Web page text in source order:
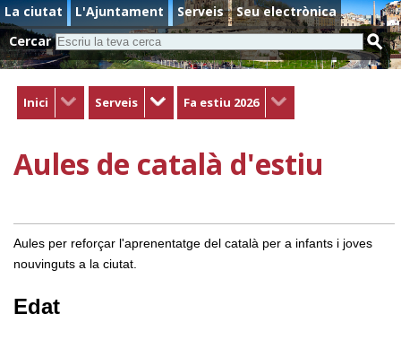
La ciutat L'Ajuntament Serveis
Seu electrònica
Cercar
Inici Serveis Fa estiu 2026
Aules de català d'estiu
Aules per reforçar l'aprenentatge del català per a infants i joves
nouvinguts a la ciutat.
Edat